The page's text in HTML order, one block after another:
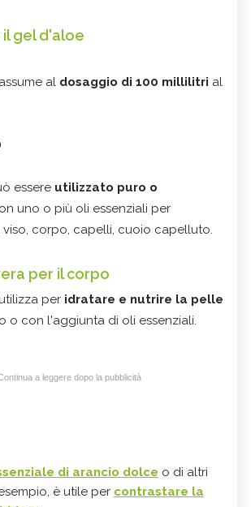
il gel d'aloe
al dosaggio di 100 millilitri al
essere utilizzato puro o
uno o più oli essenziali per
corpo, capelli, cuoio capelluto.
per il corpo
per idratare e nutrire la pelle
o con l'aggiunta di oli essenziali.
a leggere dopo la pubblicità
di arancio dolce o di altri
è utile per contrastare la